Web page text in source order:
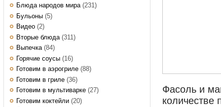
Блюда народов мира(231)
Бульоны (5)
Видео (2)
Вторые блюда (311)
Выпечка(84)
Горячие соусы (16)
Готовим в аэрогриле (88)
Готовим в гриле (36)
Готовим в мультиварке (27)
Готовим коктейли (20)
Фасоль и
количестве